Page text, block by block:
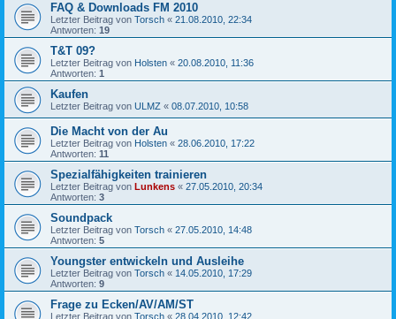
FAQ & Downloads FM 2010
Letzter Beitrag von Torsch « 21.08.2010, 22:34
Antworten: 19
T&T 09?
Letzter Beitrag von Holsten « 20.08.2010, 11:36
Antworten: 1
Kaufen
Letzter Beitrag von ULMZ « 08.07.2010, 10:58
Die Macht von der Au
Letzter Beitrag von Holsten « 28.06.2010, 17:22
Antworten: 11
Spezialfähigkeiten trainieren
Letzter Beitrag von Lunkens « 27.05.2010, 20:34
Antworten: 3
Soundpack
Letzter Beitrag von Torsch « 27.05.2010, 14:48
Antworten: 5
Youngster entwickeln und Ausleihe
Letzter Beitrag von Torsch « 14.05.2010, 17:29
Antworten: 9
Frage zu Ecken/AV/AM/ST
Letzter Beitrag von Torsch « 28.04.2010, 12:42